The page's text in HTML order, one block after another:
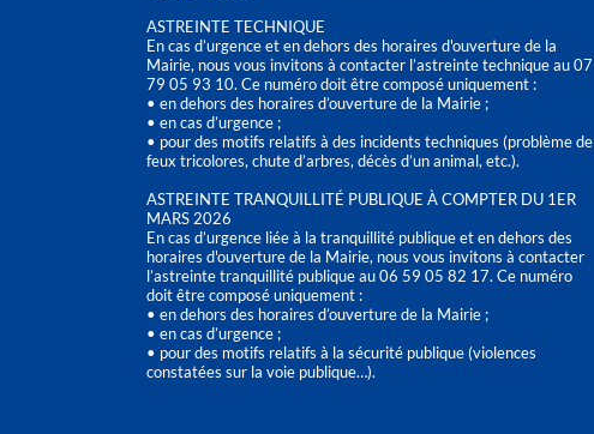
ASTREINTE TECHNIQUE
En cas d’urgence et en dehors des horaires d'ouverture de la
Mairie, nous vous invitons à contacter l’astreinte technique au 07
79 05 93 10. Ce numéro doit être composé uniquement :
• en dehors des horaires d’ouverture de la Mairie ;
• en cas d’urgence ;
• pour des motifs relatifs à des incidents techniques (problème de
feux tricolores, chute d’arbres, décès d’un animal, etc.).
ASTREINTE TRANQUILLITÉ PUBLIQUE À COMPTER DU 1ER
MARS 2026
En cas d’urgence liée à la tranquillité publique et en dehors des
horaires d'ouverture de la Mairie, nous vous invitons à contacter
l’astreinte tranquillité publique au 06 59 05 82 17. Ce numéro
doit être composé uniquement :
• en dehors des horaires d’ouverture de la Mairie ;
• en cas d’urgence ;
• pour des motifs relatifs à la sécurité publique (violences
constatées sur la voie publique…).